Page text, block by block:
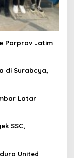
Porprov Jatim
di Surabaya,
Latar
SSC,
United